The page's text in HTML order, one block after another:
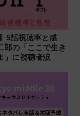
5話視聴率と感
郎の「ここで生き
」に視聴者涙